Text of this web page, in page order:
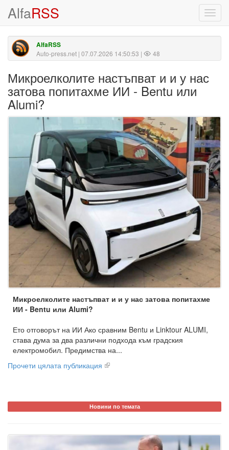
AlfaRSS
AlfaRSS
Auto-press.net | 07.07.2026 14:50:53 | 48
Микроелколите настъпват и и у нас
затова попитахме ИИ - Bentu или
Alumi?
Микроелколите настъпват и и у нас затова попитахме
ИИ - Bentu или Alumi?
Ето отговорът на ИИ Ако сравним Bentu и Linktour ALUMI,
става дума за два различни подхода към градския
електромобил. Предимства на...
Прочети цялата публикация
Новини по темата